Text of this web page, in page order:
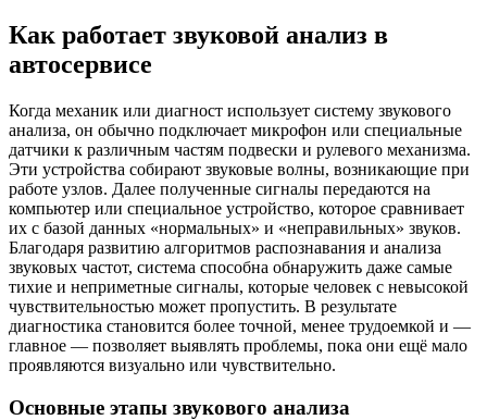
Как работает звуковой анализ в
автосервисе
Когда механик или диагност использует систему звукового
анализа, он обычно подключает микрофон или специальные
датчики к различным частям подвески и рулевого механизма.
Эти устройства собирают звуковые волны, возникающие при
работе узлов. Далее полученные сигналы передаются на
компьютер или специальное устройство, которое сравнивает
их с базой данных «нормальных» и «неправильных» звуков.
Благодаря развитию алгоритмов распознавания и анализа
звуковых частот, система способна обнаружить даже самые
тихие и неприметные сигналы, которые человек с невысокой
чувствительностью может пропустить. В результате
диагностика становится более точной, менее трудоемкой и —
главное — позволяет выявлять проблемы, пока они ещё мало
проявляются визуально или чувствительно.
Основные этапы звукового анализа